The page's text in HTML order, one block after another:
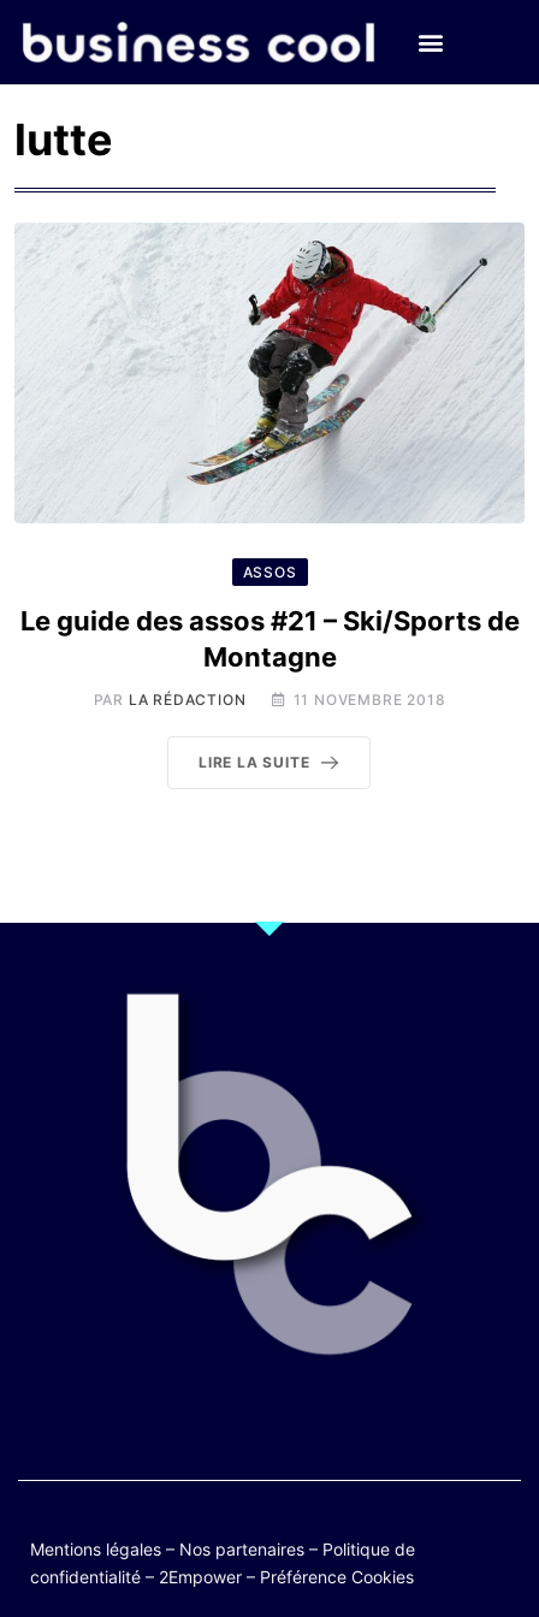
lutte
ASSOS
Le guide des assos #21 – Ski/Sports de
Montagne
PAR LA RÉDACTION 11 NOVEMBRE 2018
LIRE LA SUITE
Mentions légales – Nos partenaires – Politique de
confidentialité – 2Empower – Préférence Cookies